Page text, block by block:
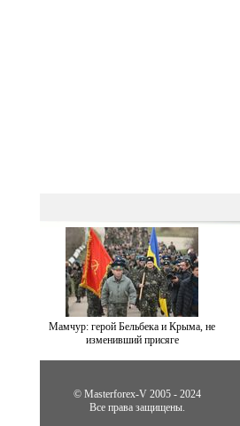
Мамчур: герой Бельбека и Крыма, не
изменивший присяге
© Masterforex-V 2005 - 2024
Все права защищены.